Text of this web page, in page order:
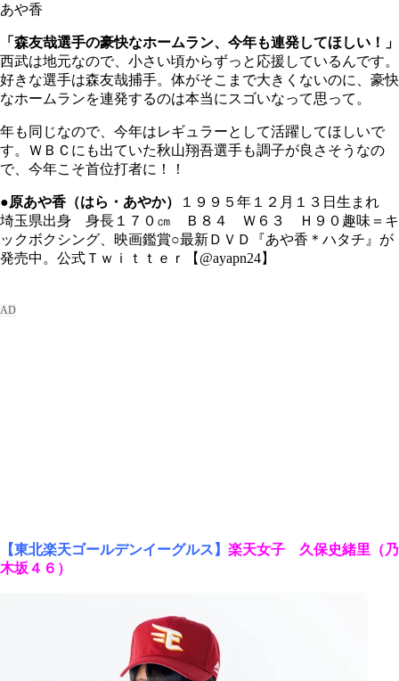
あや香
「森友哉選手の豪快なホームラン、今年も連発してほしい！」
西武は地元なので、小さい頃からずっと応援しているんです。
好きな選手は森友哉捕手。体がそこまで大きくないのに、豪快
なホームランを連発するのは本当にスゴいなって思って。
年も同じなので、今年はレギュラーとして活躍してほしいで
す。ＷＢＣにも出ていた秋山翔吾選手も調子が良さそうなの
で、今年こそ首位打者に！！
●原あや香（はら・あやか）
１９９５年１２月１３日生まれ
埼玉県出身 身長１７０㎝ Ｂ８４ Ｗ６３ Ｈ９０趣味＝キ
ックボクシング、映画鑑賞○最新ＤＶＤ『あや香＊ハタチ』が
発売中。公式Ｔｗｉｔｔｅｒ【@ayapn24】
【東北楽天ゴールデンイーグルス】 楽天女子 久保史緒里（乃
木坂４６）